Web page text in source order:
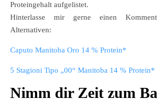
Proteingehalt aufgelistet.
Hinterlasse mir gerne einen
Alternativen:
Caputo Manitoba Oro 14 % Protein*
5 Stagioni Tipo „00“ Manitoba 14 % Protein*
Nimm dir Zeit zum